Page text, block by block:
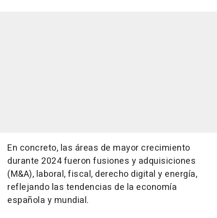
En concreto, las áreas de mayor crecimiento
durante 2024 fueron fusiones y adquisiciones
(M&A), laboral, fiscal, derecho digital y energía,
reflejando las tendencias de la economía
española y mundial.